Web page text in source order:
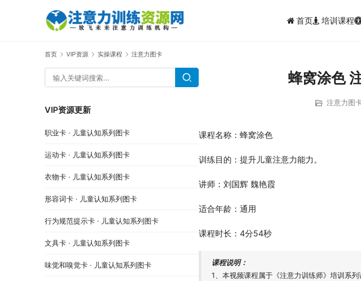
首页 培训课程
首页 VIP资源 实操课程 注意力图卡
蜂窝涂色
注意力图
课程名称：蜂窝涂色
训练目的：提升儿童注意力能力。
讲师：刘国辉 魏艳霞
适合年龄：通用
课程时长：4分54秒
课程说明：
1、本视频课程属于《注意力训练师》培训系
VIP资源更新
职业卡 · 儿童认知系列图卡
运动卡 · 儿童认知系列图卡
衣物卡 · 儿童认知系列图卡
形容词卡 · 儿童认知系列图卡
行为规范提示卡 · 儿童认知系列图卡
文具卡 · 儿童认知系列图卡
味觉和嗅觉卡 · 儿童认知系列图卡